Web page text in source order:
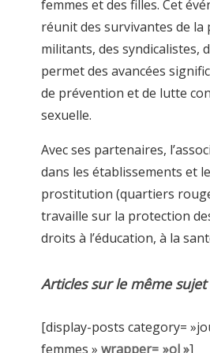
femmes et des filles. Cet
réunit des survivantes de
militants, des syndicalistes,
permet des avancées
de prévention et de lutte
sexuelle.
Avec ses partenaires,
dans les établissements et
prostitution (quartiers
travaille sur la protection
droits à l’éducation, à la
Articles sur le même sujet
[display-posts category=
femmes » wrapper= »ol »]